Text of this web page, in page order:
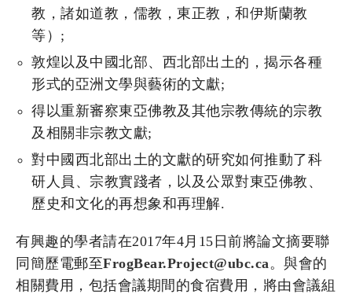
教，諸如道教，儒教，東正教，和伊斯蘭教
等）;
敦煌以及中國北部、西北部出土的，揭示各種
形式的亞洲文學與藝術的文獻;
得以重新審察東亞佛教及其他宗教傳統的宗教
及相關非宗教文獻;
對中國西北部出土的文獻的研究如何推動了科
研人員、宗教實踐者，以及公眾對東亞佛教、
歷史和文化的再想象和再理解.
有興趣的學者請在2017年4月15日前將論文摘要聯
同簡歷電郵至FrogBear.Project@ubc.ca 。與會的
相關費用，包括會議期間的食宿費用，將由會議組